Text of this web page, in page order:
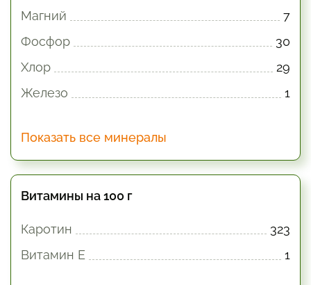
Магний
7
Фосфор
30
Хлор
29
Железо
1
Показать все минералы
Витамины на 100 г
Каротин
323
Витамин E
1